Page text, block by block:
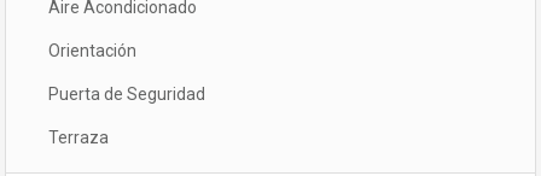
Aire Acondicionado
Orientación
Puerta de Seguridad
Terraza